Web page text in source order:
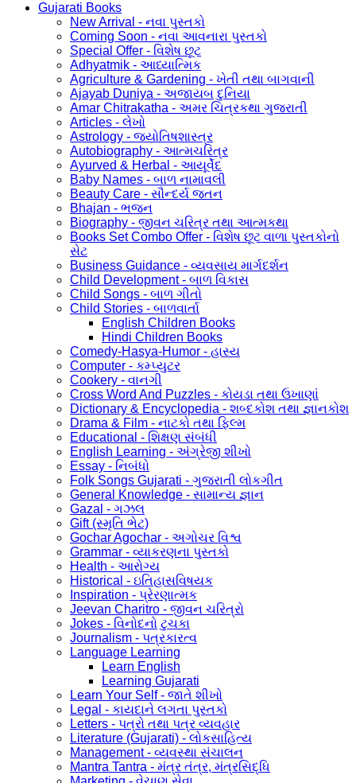
Gujarati Books
New Arrival - નવા પુસ્તકો
Coming Soon - નવા આવનારા પુસ્તકો
Special Offer - વિશેષ છૂટ
Adhyatmik - આધ્યાત્મિક
Agriculture & Gardening - ખેતી તથા બાગવાની
Ajayab Duniya - અજાયબ દુનિયા
Amar Chitrakatha - અમર ચિત્રકથા ગુજરાતી
Articles - લેખો
Astrology - જ્યોતિષશાસ્ત્ર
Autobiography - આત્મચરિત્ર
Ayurved & Herbal - આયૂર્વેદ
Baby Names - બાળ નામાવલી
Beauty Care - સૌન્દર્ય જતન
Bhajan - ભજન
Biography - જીવન ચરિત્ર તથા આત્મકથા
Books Set Combo Offer - વિશેષ છૂટ વાળા પુસ્તકોનો
સેટ
Business Guidance - વ્યવસાય માર્ગદર્શન
Child Development - બાળ વિકાસ
Child Songs - બાળ ગીતો
Child Stories - બાળવાર્તા
English Children Books
Hindi Children Books
Comedy-Hasya-Humor - હાસ્ય
Computer - કમ્પ્યુટર
Cookery - વાનગી
Cross Word And Puzzles - કોયડા તથા ઉખાણાં
Dictionary & Encyclopedia - શબ્દકોશ તથા જ્ઞાનકોશ
Drama & Film - નાટકો તથા ફિલ્મ
Educational - શિક્ષણ સંબંધી
English Learning - અંગ્રેજી શીખો
Essay - નિબંધો
Folk Songs Gujarati - ગુજરાતી લોકગીત
General Knowledge - સામાન્ય જ્ઞાન
Gazal - ગઝલ
Gift (સ્મૃતિ ભેટ)
Gochar Agochar - અગોચર વિશ્વ
Grammar - વ્યાકરણના પુસ્તકો
Health - આરોગ્ય
Historical - ઇતિહાસવિષયક
Inspiration - પ્રેરણાત્મક
Jeevan Charitro - જીવન ચરિત્રો
Jokes - વિનોદનો ટુચકા
Journalism - પત્રકારત્વ
Language Learning
Learn English
Learning Gujarati
Learn Your Self - જાતે શીખો
Legal - કાયદાને લગતા પુસ્તકો
Letters - પત્રો તથા પત્ર વ્યવહાર
Literature (Gujarati) - લોકસાહિત્ય
Management - વ્યવસ્થા સંચાલન
Mantra Tantra - મંત્ર તંત્ર, મંત્રસિદ્ધિ